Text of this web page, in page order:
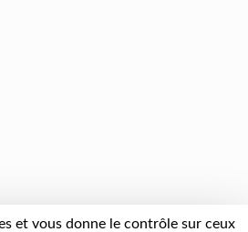
et vous donne le contrôle sur ceux